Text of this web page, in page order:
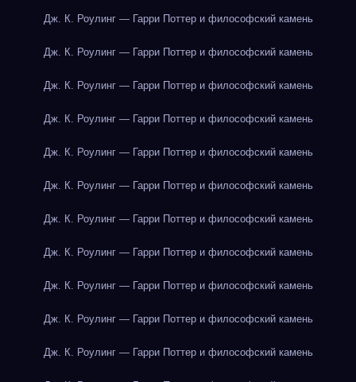
Дж. К. Роулинг — Гарри Поттер и философский камень
Дж. К. Роулинг — Гарри Поттер и философский камень
Дж. К. Роулинг — Гарри Поттер и философский камень
Дж. К. Роулинг — Гарри Поттер и философский камень
Дж. К. Роулинг — Гарри Поттер и философский камень
Дж. К. Роулинг — Гарри Поттер и философский камень
Дж. К. Роулинг — Гарри Поттер и философский камень
Дж. К. Роулинг — Гарри Поттер и философский камень
Дж. К. Роулинг — Гарри Поттер и философский камень
Дж. К. Роулинг — Гарри Поттер и философский камень
Дж. К. Роулинг — Гарри Поттер и философский камень